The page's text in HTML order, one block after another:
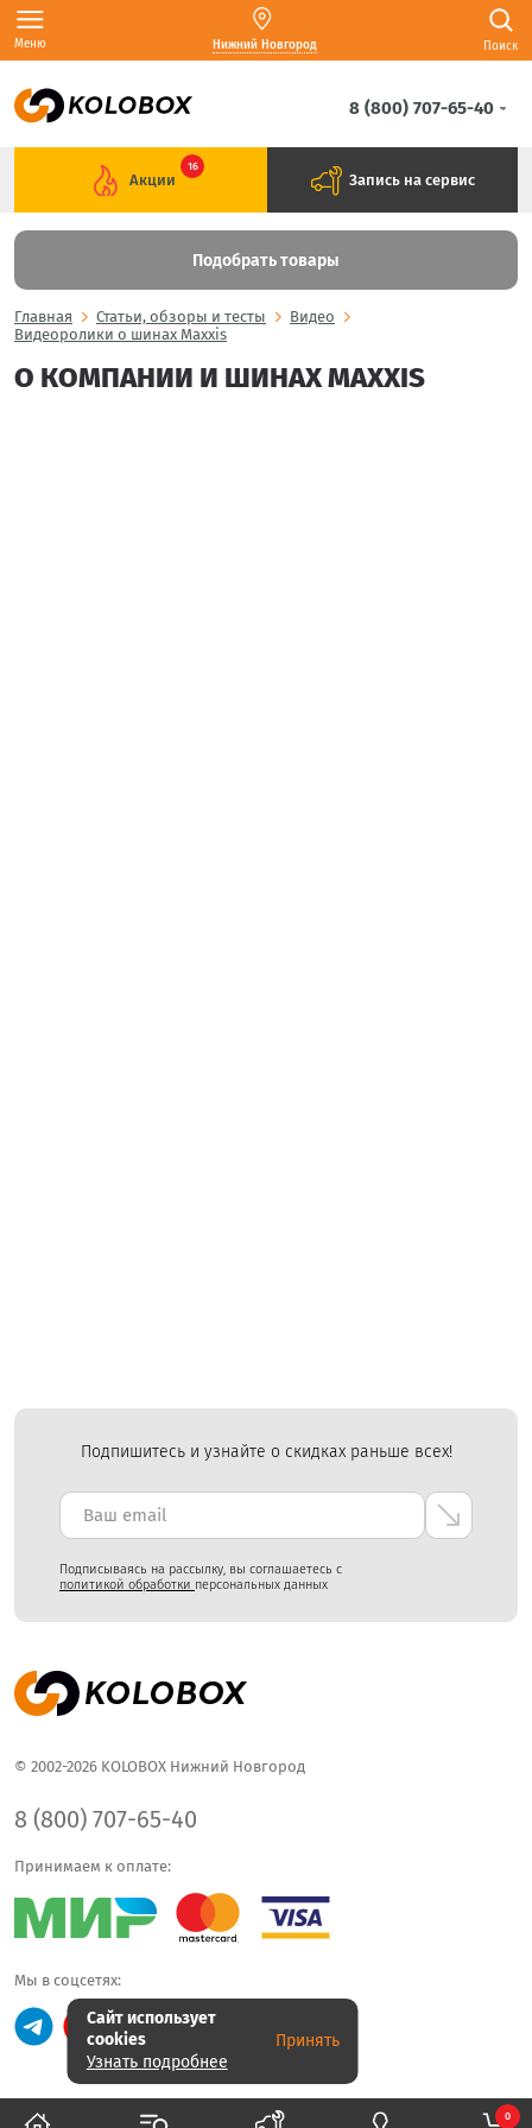
Меню Нижний Новгород Поиск
8 (800) 707-65-40
Акции
16
Запись на сервис
Подобрать товары
Главная Статьи, обзоры и тесты
Видео
Видеоролики о шинах Maxxis
О КОМПАНИИ И ШИНАХ MAXXIS
Подпишитесь и узнайте о скидках раньше всех!
Подписываясь на рассылку, вы соглашаетесь с
политикой обработки персональных данных
© 2002-2026 KOLOBOX Нижний Новгород
8 (800) 707-65-40
Принимаем к оплате:
Мы в соцсетях:
0
Сайт использует
cookies
Узнать подробнее
Принять